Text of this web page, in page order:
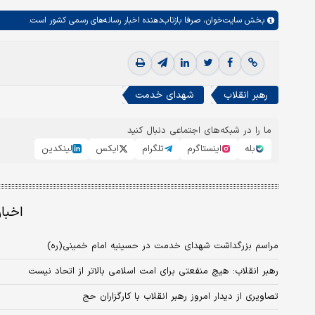
بخش سایت‌خوان، صرفا بازتاب‌دهنده اخبار رسانه‌های رسمی کشور است.
رهبر انقلاب شهدای خدمت
ما را در شبکه‌های اجتماعی دنبال کنید
بله
اینستاگرم تلگرام ایکس لینکدین
مراسم بزرگداشت شهدای خدمت در حسینیه امام خمینی‌(ره)
رهبر انقلاب: هیچ منفعتی برای امت اسلامی بالاتر از اتحاد نیست
تصاویری از دیدار امروز رهبر انقلاب با کارگزاران حج